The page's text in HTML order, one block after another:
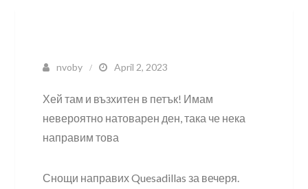
nvoby April 2, 2023
Хей там и възхитен в петък! Имам
невероятно натоварен ден, така че нека
направим това
Снощи направих Quesadillas за вечеря.